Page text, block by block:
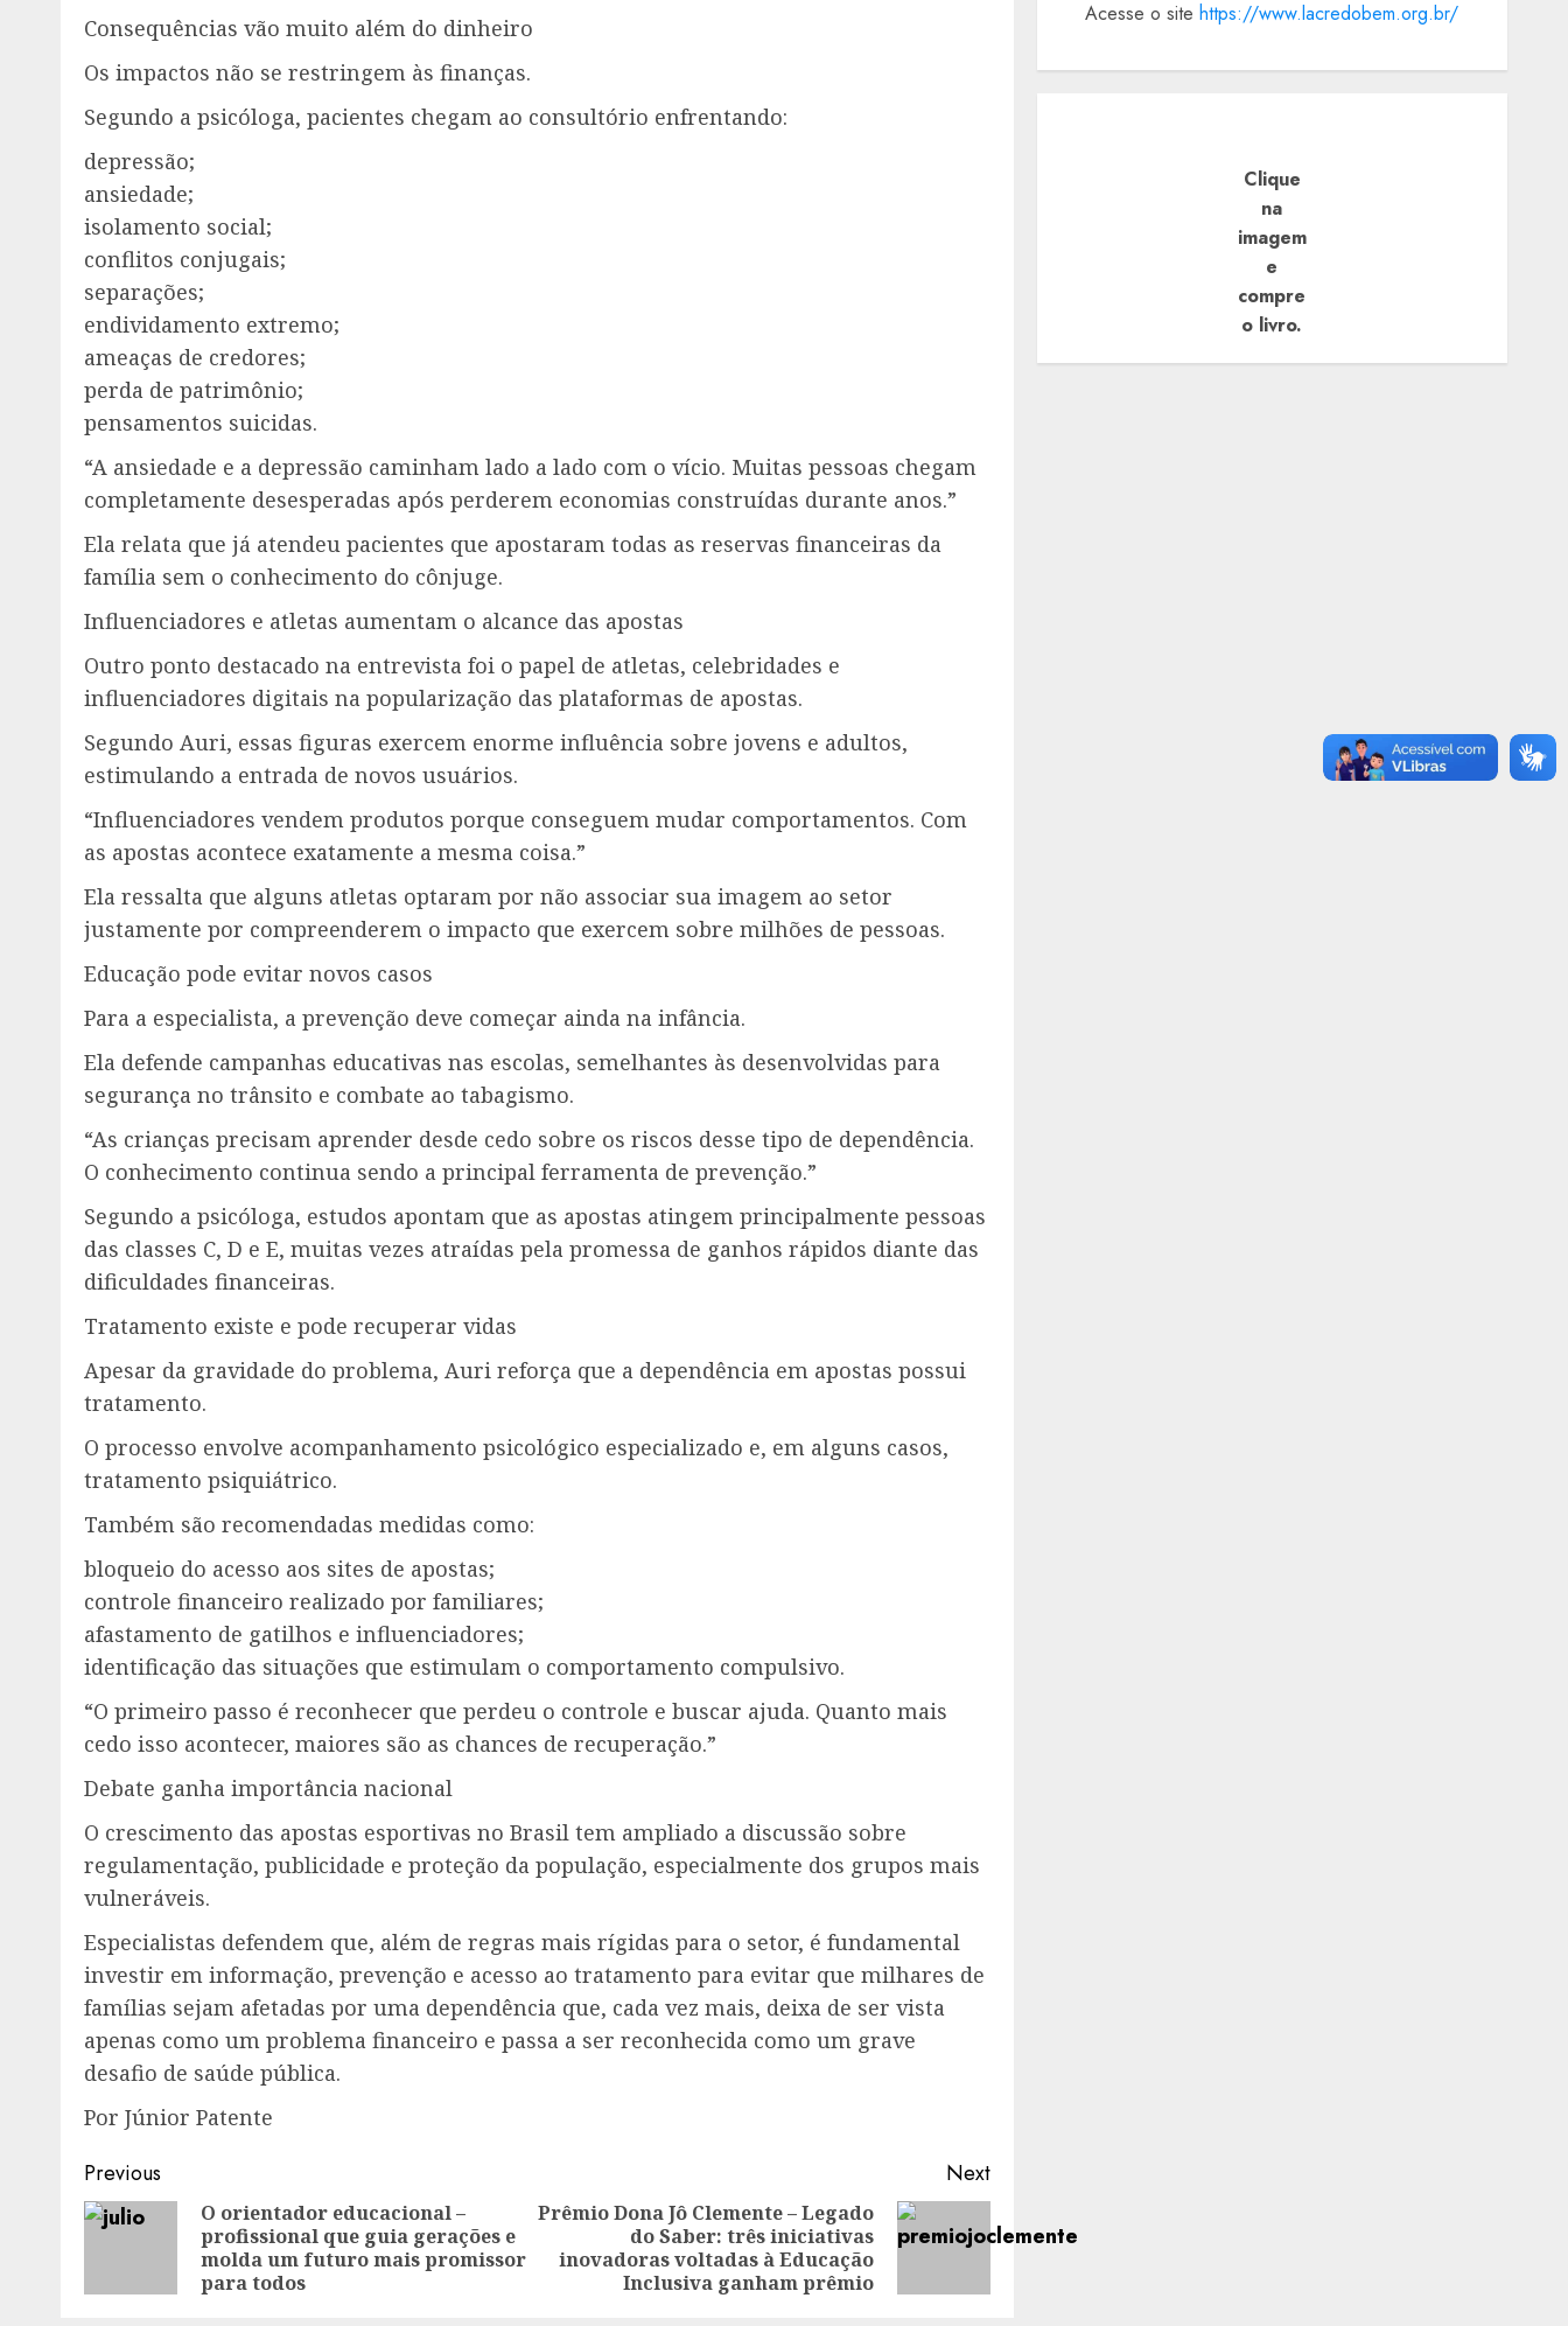
Consequências vão muito além do dinheiro
Os impactos não se restringem às finanças.
Segundo a psicóloga, pacientes chegam ao consultório enfrentando:
depressão;
ansiedade;
isolamento social;
conflitos conjugais;
separações;
endividamento extremo;
ameaças de credores;
perda de patrimônio;
pensamentos suicidas.
“A ansiedade e a depressão caminham lado a lado com o vício. Muitas pessoas chegam
completamente desesperadas após perderem economias construídas durante anos.”
Ela relata que já atendeu pacientes que apostaram todas as reservas financeiras da
família sem o conhecimento do cônjuge.
Influenciadores e atletas aumentam o alcance das apostas
Outro ponto destacado na entrevista foi o papel de atletas, celebridades e
influenciadores digitais na popularização das plataformas de apostas.
Segundo Auri, essas figuras exercem enorme influência sobre jovens e adultos,
estimulando a entrada de novos usuários.
“Influenciadores vendem produtos porque conseguem mudar comportamentos. Com
as apostas acontece exatamente a mesma coisa.”
Ela ressalta que alguns atletas optaram por não associar sua imagem ao setor
justamente por compreenderem o impacto que exercem sobre milhões de pessoas.
Educação pode evitar novos casos
Para a especialista, a prevenção deve começar ainda na infância.
Ela defende campanhas educativas nas escolas, semelhantes às desenvolvidas para
segurança no trânsito e combate ao tabagismo.
“As crianças precisam aprender desde cedo sobre os riscos desse tipo de dependência.
O conhecimento continua sendo a principal ferramenta de prevenção.”
Segundo a psicóloga, estudos apontam que as apostas atingem principalmente pessoas
das classes C, D e E, muitas vezes atraídas pela promessa de ganhos rápidos diante das
dificuldades financeiras.
Tratamento existe e pode recuperar vidas
Apesar da gravidade do problema, Auri reforça que a dependência em apostas possui
tratamento.
O processo envolve acompanhamento psicológico especializado e, em alguns casos,
tratamento psiquiátrico.
Também são recomendadas medidas como:
bloqueio do acesso aos sites de apostas;
controle financeiro realizado por familiares;
afastamento de gatilhos e influenciadores;
identificação das situações que estimulam o comportamento compulsivo.
“O primeiro passo é reconhecer que perdeu o controle e buscar ajuda. Quanto mais
cedo isso acontecer, maiores são as chances de recuperação.”
Debate ganha importância nacional
O crescimento das apostas esportivas no Brasil tem ampliado a discussão sobre
regulamentação, publicidade e proteção da população, especialmente dos grupos mais
vulneráveis.
Especialistas defendem que, além de regras mais rígidas para o setor, é fundamental
investir em informação, prevenção e acesso ao tratamento para evitar que milhares de
famílias sejam afetadas por uma dependência que, cada vez mais, deixa de ser vista
apenas como um problema financeiro e passa a ser reconhecida como um grave
desafio de saúde pública.
Por Júnior Patente
Post
navigation
Previous
post:
O orientador educacional –
profissional que guia gerações e
molda um futuro mais promissor
para todos
Next
post:
Prêmio Dona Jô Clemente – Legado
do Saber: três iniciativas
inovadoras voltadas à Educação
Inclusiva ganham prêmio
Acesse o sitehttps://www.lacredobem.org.br/
Clique
na
imagem
e
compre
o livro.